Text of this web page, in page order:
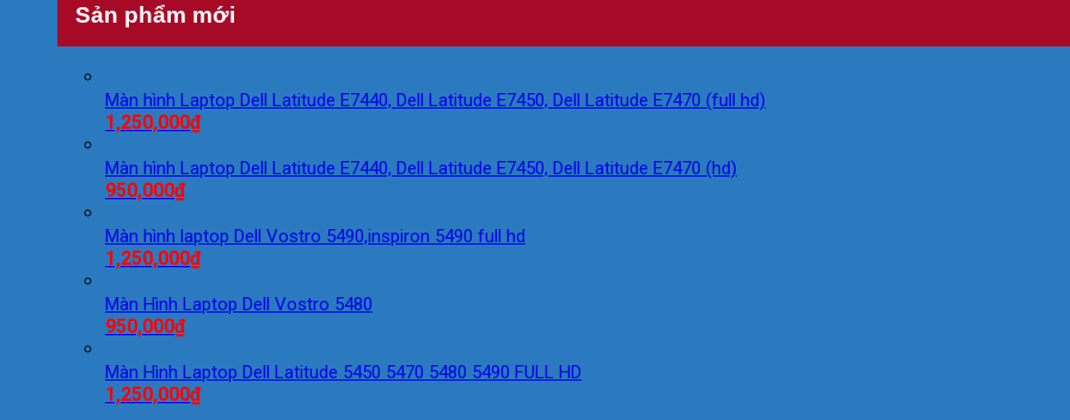
Sản phẩm mới
Màn hình Laptop Dell Latitude E7440, Dell Latitude E7450, Dell Latitude E7470 (full hd)
1,250,000₫
Màn hình Laptop Dell Latitude E7440, Dell Latitude E7450, Dell Latitude E7470 (hd)
950,000₫
Màn hình laptop Dell Vostro 5490,inspiron 5490 full hd
1,250,000₫
Màn Hình Laptop Dell Vostro 5480
950,000₫
Màn Hình Laptop Dell Latitude 5450 5470 5480 5490 FULL HD
1,250,000₫